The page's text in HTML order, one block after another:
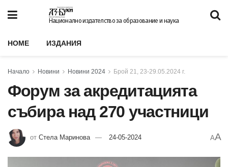
Национално издателство за образование и наука
HOME ИЗДАНИЯ
Начало Новини Новини 2024 Брой 21, 23-29.05.2024 г.
Форум за акредитацията
събира над 270 участници
от Стела Маринова 24-05-2024 AA